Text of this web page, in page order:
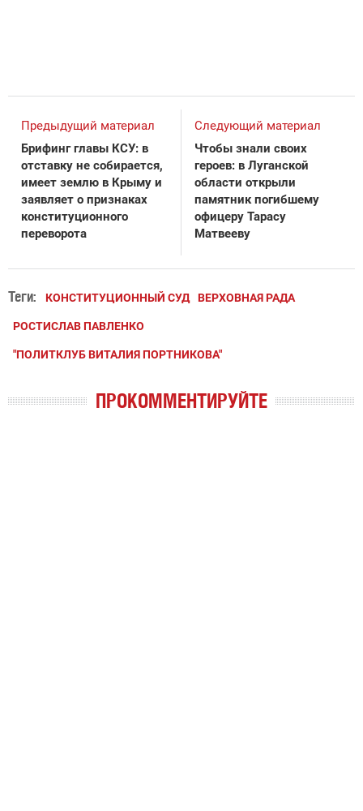
Предыдущий материал
Брифинг главы КСУ: в
отставку не собирается,
имеет землю в Крыму и
заявляет о признаках
конституционного
переворота
Следующий материал
Чтобы знали своих
героев: в Луганской
области открыли
памятник погибшему
офицеру Тарасу
Матвееву
Теги: КОНСТИТУЦИОННЫЙ СУД ВЕРХОВНАЯ РАДА
РОСТИСЛАВ ПАВЛЕНКО
"ПОЛИТКЛУБ ВИТАЛИЯ ПОРТНИКОВА"
ПРОКОММЕНТИРУЙТЕ